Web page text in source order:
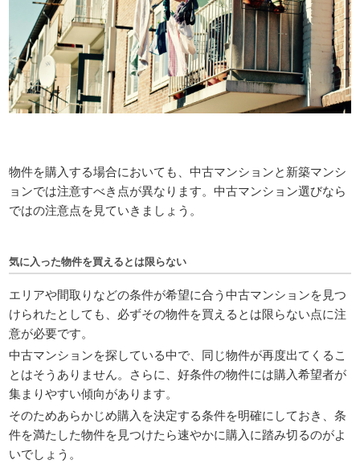
物件を購入する場合においても、中古マンションと新築マンシ
ョンでは注意すべき点が異なります。中古マンション選びなら
ではの注意点を見ていきましょう。
気に入った物件を買えるとは限らない
エリアや間取りなどの条件が希望に合う中古マンションを見つ
けられたとしても、必ずその物件を買えるとは限らない点に注
意が必要です。
中古マンションを探している中で、同じ物件が再度出てくるこ
とはそうありません。さらに、好条件の物件には購入希望者が
集まりやすい傾向があります。
そのためあらかじめ購入を決定する条件を明確にしておき、条
件を満たした物件を見つけたら速やかに購入に踏み切るのがよ
いでしょう。